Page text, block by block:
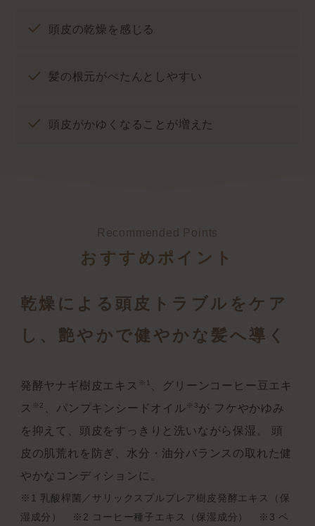
頭皮の乾燥を感じる
髪の根元がぺたんとしやすい
頭皮がかゆくなることが増えた
Recommended Points
おすすめポイント
乾燥による頭皮トラブルをケア
し、艶やかで健やかな髪へ導く
発酵ヤナギ樹皮エキス ※1
、グリーンコーヒー豆エキ
ス ※2 、パンプキンシードオイル ※3が フケやかゆみ
を抑えて、頭皮をすっきりと洗いながら保湿。
頭
皮の肌荒れを防ぎ、水分・油分バランスの取れた健
やかなコンディションに。
※1 乳酸桿菌／サリックスプルプレア樹皮発酵エキス（保
湿成分） ※2 コーヒー種子エキス（保湿成分） ※3 ペ